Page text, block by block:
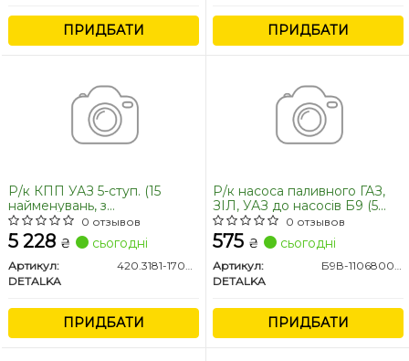
ПРИДБАТИ ПРИДБАТИ
Р/к КПП УАЗ 5-ступ. (15
найменувань, з
підшипниками (DETALKA)
0 отзывов
5 228 ₴ сьогодні
Артикул:
420.3181-1700010
DETALKA
ПРИДБАТИ
Р/к насоса паливного ГАЗ,
ЗІЛ, УАЗ до насосів Б9 (5
найменувань) (DETALKA)
0 отзывов
575 ₴ сьогодні
Артикул:
Б9В-1106800-01
DETALKA
ПРИДБАТИ